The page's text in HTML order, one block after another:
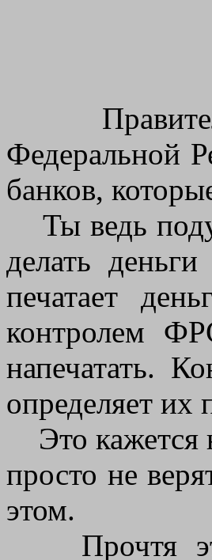
Федеральной
банков,
Ты ведь
делать
печатает
контролем
напечатать.
определяет их
Это кажется
просто не
этом.
Прочтя